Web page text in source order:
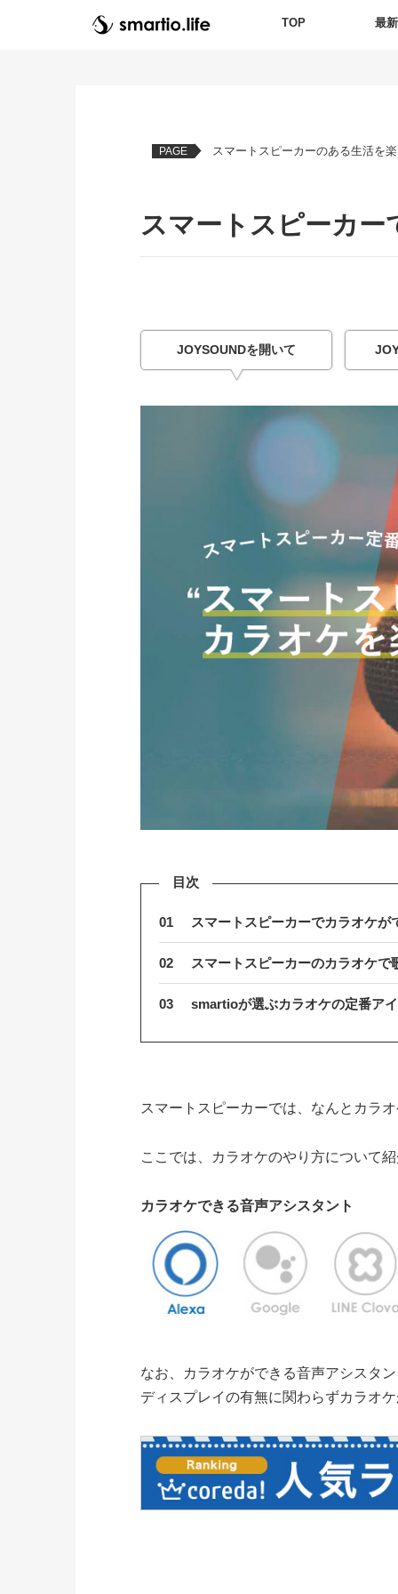
TOP 最
PAGE スマートスピーカーのある生活を
スマートスピーカ
JOYSOUNDを開いて
目次
01 スマートスピーカーでカラオケが
02 スマートスピーカーのカラオケで
03 smartioが選ぶカラオケの定番ア
スマートスピーカーでは、なんとカラ
ここでは、カラオケのやり方について
カラオケできる音声アシスタント
なお、カラオケができる音声アシスタ
ディスプレイの有無に関わらずカラオ